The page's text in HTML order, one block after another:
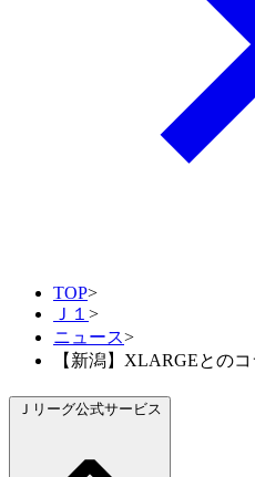
TOP>
Ｊ１ >
ニュース>
【新潟】XLARGEとの
Ｊリーグ公式サービス